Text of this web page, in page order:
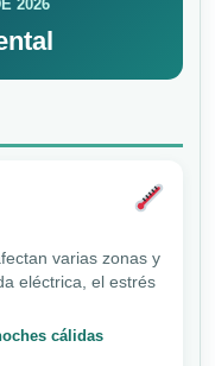
2026
varias zonas y
eléctrica, el estrés
cálidas